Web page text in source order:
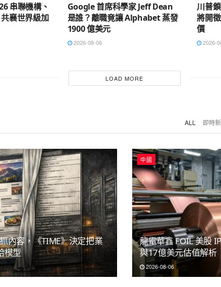
串聯機構、
襄世界級加
Google 首席科學家 Jeff Dean
是誰？離職竟讓 Alphabet 蒸發
1900 億美元
2026-08-06
川普
將開
價
2026-
LOAD MORE
ALL 即時
內容，《TIME》決定把業
模型
中國
龍電華鑫 FOIL 美股
與17億美元估值解析
2026-08-06